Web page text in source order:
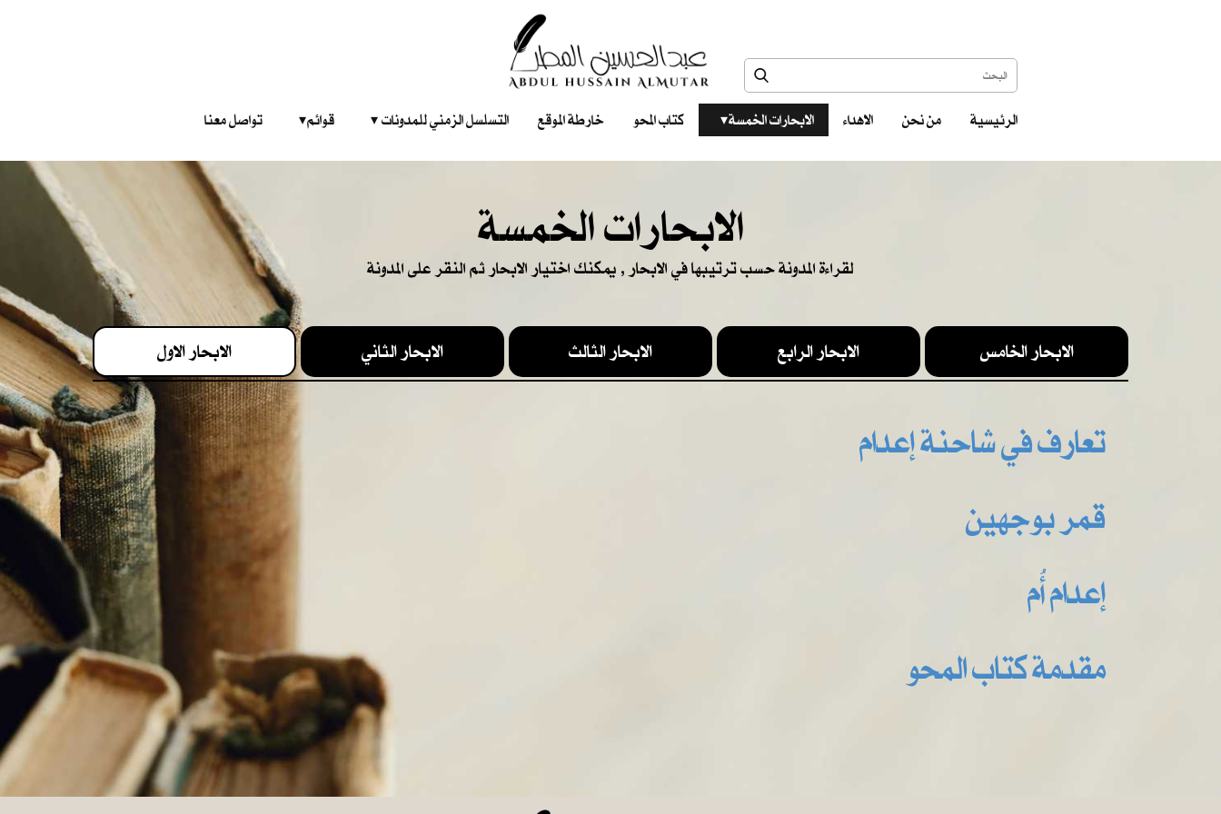
الرئيسية من نحن الاهداء الابحارات الخمسة ‎ ‎ ‎ كتاب المحو خارطة الموقع التسلسل الزمني للمدونات‎ ‎ ‎ ‎ ‎ قوائم‎ ‎ ‎ ‎ تواصل معنا
الابحارات الخمسة
لقراءة المدونة حسب ترتيبها في الابحار , يمكنك اختيار الابحار ثم النقر على المدونة
الابحار الاول الابحار الثاني الابحار الثالث الابحار الرابع الابحار الخامس
تعارف في شاحنة إعدام
قمر بوجهين
إعدام أُم
مقدمة كتاب المحو